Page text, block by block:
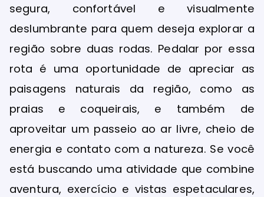
segura, confortável e visualmente
deslumbrante para quem deseja explorar a
região sobre duas rodas. Pedalar por essa
rota é uma oportunidade de apreciar as
paisagens naturais da região, como as
praias e coqueirais, e também de
aproveitar um passeio ao ar livre, cheio de
energia e contato com a natureza. Se você
está buscando uma atividade que combine
aventura, exercício e vistas espetaculares,